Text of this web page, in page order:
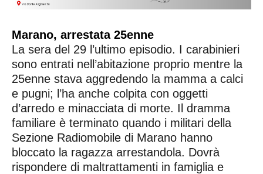
Marano, arrestata 25enne
La sera del 29 l’ultimo episodio. I carabinieri
sono entrati nell’abitazione proprio mentre la
25enne stava aggredendo la mamma a calci
e pugni; l’ha anche colpita con oggetti
d’arredo e minacciata di morte. Il dramma
familiare è terminato quando i militari della
Sezione Radiomobile di Marano hanno
bloccato la ragazza arrestandola. Dovrà
rispondere di maltrattamenti in famiglia e